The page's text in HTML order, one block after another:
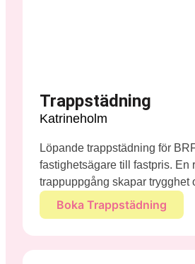
Trappstädning
Katrineholm
Löpande trappstädning för
fastighetsägare till fastpris. En
trappuppgång skapar trygghet
Boka Trappstädning